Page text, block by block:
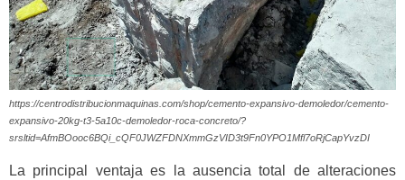
https://centrodistribucionmaquinas.com/shop/cemento-expansivo-demoledor/cemento-
expansivo-20kg-t3-5a10c-demoledor-roca-concreto/?
srsltid=AfmBOooc6BQi_cQF0JWZFDNXmmGzVID3t9Fn0YPO1Mfl7oRjCapYvzDI
La principal ventaja es la ausencia total de alteraciones